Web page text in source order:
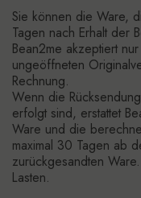
Sie können die Ware,
Tagen nach Erhalt der
Bean2me akzeptiert
ungeöffneten
Rechnung.
Wenn die
erfolgt sind, erstattet
Ware und die
maximal 30 Tagen ab
zurückgesandten
Lasten.